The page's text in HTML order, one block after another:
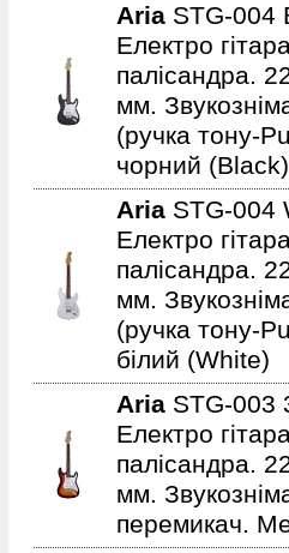
Aria STG-004
Електро
палісандра.
мм.
(ручка тону-
чорний
Aria STG-004
Електро
палісандра.
мм.
(ручка тону-
білий (White)
Aria STG-003
Електро
палісандра.
мм.
перемикач.